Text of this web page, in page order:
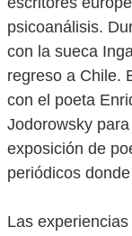
psicoanálisis.
con la sueca
regreso a Chile.
con el poeta
Jodorowsky
exposición de
periódicos
Las